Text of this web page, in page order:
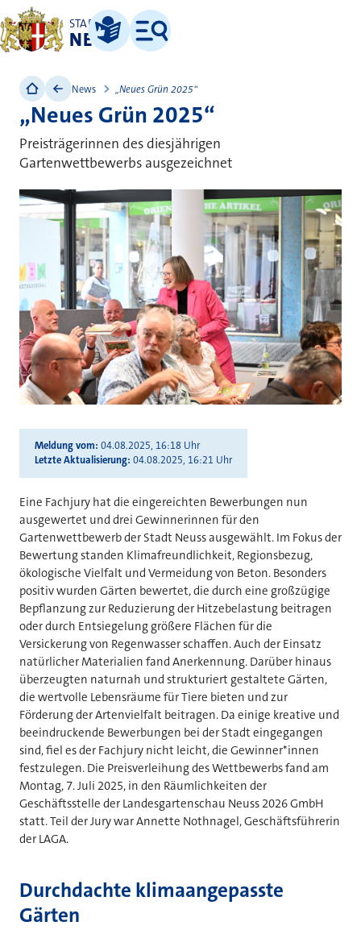
STADT
NEUSS
Leichte Sprache
Menü
News „Neues Grün 2025“
„Neues Grün 2025“
Preisträgerinnen des diesjährigen
Gartenwettbewerbs ausgezeichnet
Meldung vom 04.08.2025, 16:18 Uhr
Letzte Aktualisierung 04.08.2025, 16:21 Uhr
Eine Fachjury hat die eingereichten Bewerbungen nun
ausgewertet und drei Gewinnerinnen für den
Gartenwettbewerb der Stadt Neuss ausgewählt. Im Fokus der
Bewertung standen Klimafreundlichkeit, Regionsbezug,
ökologische Vielfalt und Vermeidung von Beton. Besonders
positiv wurden Gärten bewertet, die durch eine großzügige
Bepflanzung zur Reduzierung der Hitzebelastung beitragen
oder durch Entsiegelung größere Flächen für die
Versickerung von Regenwasser schaffen. Auch der Einsatz
natürlicher Materialien fand Anerkennung. Darüber hinaus
überzeugten naturnah und strukturiert gestaltete Gärten,
die wertvolle Lebensräume für Tiere bieten und zur
Förderung der Artenvielfalt beitragen. Da einige kreative und
beeindruckende Bewerbungen bei der Stadt eingegangen
sind, fiel es der Fachjury nicht leicht, die Gewinner*innen
festzulegen. Die Preisverleihung des Wettbewerbs fand am
Montag, 7. Juli 2025, in den Räumlichkeiten der
Geschäftsstelle der Landesgartenschau Neuss 2026 GmbH
statt. Teil der Jury war Annette Nothnagel, Geschäftsführerin
der LAGA.
Durchdachte klimaangepasste
Gärten